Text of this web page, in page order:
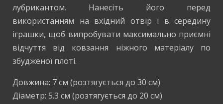
лубрикантом. Нанесіть його перед
використанням на вхідний отвір і в середину
іграшки, щоб випробувати максимально приємні
відчуття від ковзання ніжного матеріалу по
збудженої плоті.
Довжина: 7 см (розтягується до 30 см)
Діаметр: 5.3 см (розтягується до 20 см)